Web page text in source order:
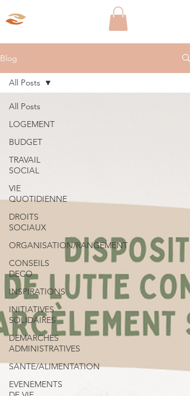
Blog
All Posts
LOGEMENT
BUDGET
TRAVAIL
SOCIAL
VIE
QUOTIDIENNE
DROITS
SOCIAUX
ORGANISATION/RANGEMENT
CONSEILS
DECO
INSPIRATIONS
INITIATIVES
SOLIDAIRES
DEMARCHES
ADMINISTRATIVES
SANTE/ALIMENTATION
EVENEMENTS
All Posts